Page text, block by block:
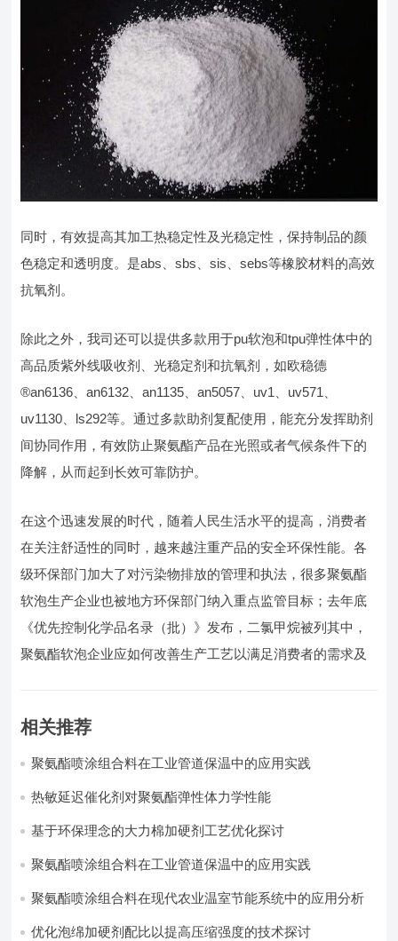
同时，有效提高其加工热稳定性及光稳定性，保持制品的颜
色稳定和透明度。是abs、sbs、sis、sebs等橡胶材料的高效
抗氧剂。
除此之外，我司还可以提供多款用于pu软泡和tpu弹性体中的
高品质紫外线吸收剂、光稳定剂和抗氧剂，如欧稳德
®an6136、an6132、an1135、an5057、uv1、uv571、
uv1130、ls292等。通过多款助剂复配使用，能充分发挥助剂
间协同作用，有效防止聚氨酯产品在光照或者气候条件下的
降解，从而起到长效可靠防护。
在这个迅速发展的时代，随着人民生活水平的提高，消费者
在关注舒适性的同时，越来越注重产品的安全环保性能。各
级环保部门加大了对污染物排放的管理和执法，很多聚氨酯
软泡生产企业也被地方环保部门纳入重点监管目标；去年底
《优先控制化学品名录（批）》发布，二氯甲烷被列其中，
聚氨酯软泡企业应如何改善生产工艺以满足消费者的需求及
相关推荐
聚氨酯喷涂组合料在工业管道保温中的应用实践
热敏延迟催化剂对聚氨酯弹性体力学性能
基于环保理念的大力棉加硬剂工艺优化探讨
聚氨酯喷涂组合料在工业管道保温中的应用实践
聚氨酯喷涂组合料在现代农业温室节能系统中的应用分析​
优化泡绵加硬剂配比以提高压缩强度的技术探讨